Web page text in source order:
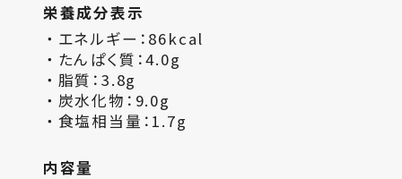
栄養成分表示
エネルギー：86kcal
たんぱく質：4.0g
脂質：3.8g
炭水化物：9.0g
食塩相当量：1.7g
内容量